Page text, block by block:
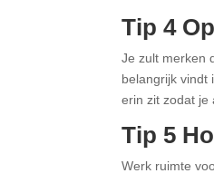
Tip 4
Je zult merken
belangrijk vindt
erin zit zodat je
Tip 5
Werk ruimte